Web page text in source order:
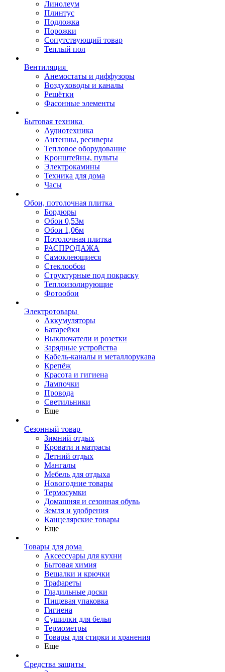
Линолеум
Плинтус
Подложка
Порожки
Сопутствующий товар
Теплый пол
Вентиляция
Анемостаты и диффузоры
Воздуховоды и каналы
Решётки
Фасонные элементы
Бытовая техника
Аудиотехника
Антенны, ресиверы
Тепловое оборудование
Кронштейны, пульты
Электрокамины
Техника для дома
Часы
Обои, потолочная плитка
Бордюры
Обои 0,53м
Обои 1,06м
Потолочная плитка
РАСПРОДАЖА
Самоклеющиеся
Стеклообои
Структурные под покраску
Теплоизолирующие
Фотообои
Электротовары
Аккумуляторы
Батарейки
Выключатели и розетки
Зарядные устройства
Кабель-каналы и металлорукава
Крепёж
Красота и гигиена
Лампочки
Провода
Светильники
Еще
Сезонный товар
Зимний отдых
Кровати и матрасы
Летний отдых
Мангалы
Мебель для отдыха
Новогодние товары
Термосумки
Домашняя и сезонная обувь
Земля и удобрения
Канцелярские товары
Еще
Товары для дома
Аксессуары для кухни
Бытовая химия
Вешалки и крючки
Трафареты
Гладильные доски
Пищевая упаковка
Гигиена
Сушилки для белья
Термометры
Товары для стирки и хранения
Еще
Средства защиты